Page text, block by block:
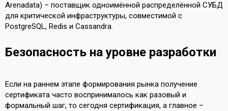
Arenadata) – поставщик одноимённой распределённой СУБД
для критической инфраструктуры, совместимой с
PostgreSQL, Redis и Cassandra.
Безопасность на уровне разработки
Если на раннем этапе формирования рынка получение
сертификата часто воспринималось как разовый и
формальный шаг, то сегодня сертификация, а главное –